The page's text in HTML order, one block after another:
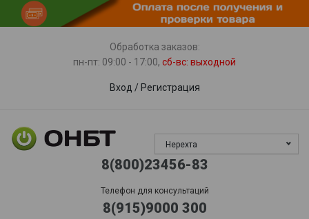
Пункты выдачи Доставка Гарантия, сервис
Обработка заказов:
пн-пт: 09:00 - 17:00, сб-вс: выходной
Вход / Регистрация
Нерехта
8(800)23456-83
Телефон для консультаций
8(915)9000 300